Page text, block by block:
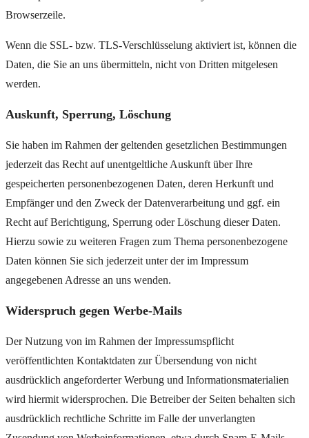
Browserzeile.
Wenn die SSL- bzw. TLS-Verschlüsselung aktiviert ist, können die
Daten, die Sie an uns übermitteln, nicht von Dritten mitgelesen
werden.
Auskunft, Sperrung, Löschung
Sie haben im Rahmen der geltenden gesetzlichen Bestimmungen
jederzeit das Recht auf unentgeltliche Auskunft über Ihre
gespeicherten personenbezogenen Daten, deren Herkunft und
Empfänger und den Zweck der Datenverarbeitung und ggf. ein
Recht auf Berichtigung, Sperrung oder Löschung dieser Daten.
Hierzu sowie zu weiteren Fragen zum Thema personenbezogene
Daten können Sie sich jederzeit unter der im Impressum
angegebenen Adresse an uns wenden.
Widerspruch gegen Werbe-Mails
Der Nutzung von im Rahmen der Impressumspflicht
veröffentlichten Kontaktdaten zur Übersendung von nicht
ausdrücklich angeforderter Werbung und Informationsmaterialien
wird hiermit widersprochen. Die Betreiber der Seiten behalten sich
ausdrücklich rechtliche Schritte im Falle der unverlangten